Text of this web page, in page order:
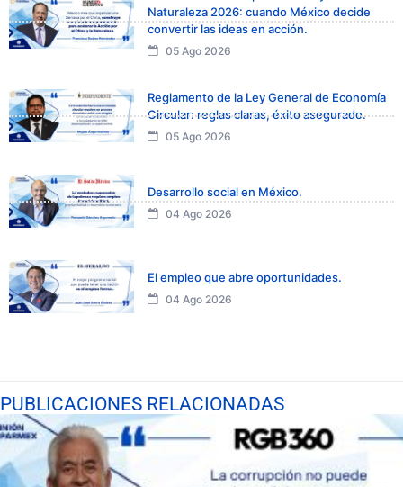
Naturaleza 2026: cuando México decide
convertir las ideas en acción.
05 Ago 2026
Reglamento de la Ley General de Economía
Circular: reglas claras, éxito asegurado.
05 Ago 2026
Desarrollo social en México.
04 Ago 2026
El empleo que abre oportunidades.
04 Ago 2026
PUBLICACIONES RELACIONADAS